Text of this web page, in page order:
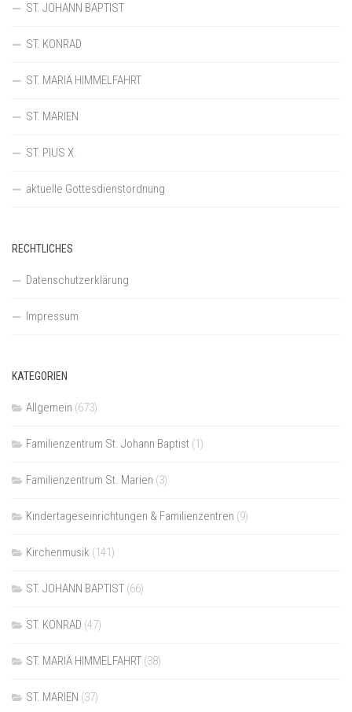
ST. JOHANN BAPTIST
ST. KONRAD
ST. MARIÄ HIMMELFAHRT
ST. MARIEN
ST. PIUS X.
aktuelle Gottesdienstordnung
RECHTLICHES
Datenschutzerklärung
Impressum
KATEGORIEN
Allgemein (673)
Familienzentrum St. Johann Baptist (1)
Familienzentrum St. Marien (3)
Kindertageseinrichtungen & Familienzentren (9)
Kirchenmusik (141)
ST. JOHANN BAPTIST (66)
ST. KONRAD (47)
ST. MARIÄ HIMMELFAHRT (38)
ST. MARIEN (37)